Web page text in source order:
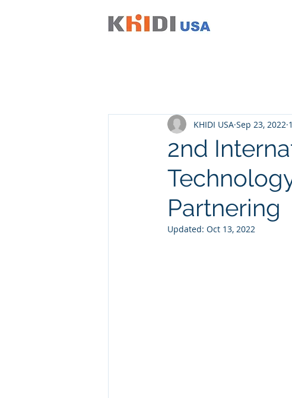
2nd
Partnering
KHIDI USA Sep 23, 2022
Updated: Oct 13, 2022